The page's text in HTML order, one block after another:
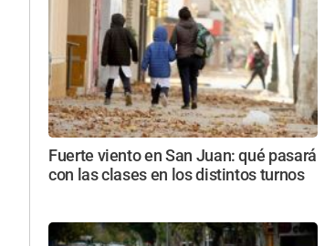
Fuerte viento en San Juan: qué pasará
con las clases en los distintos turnos